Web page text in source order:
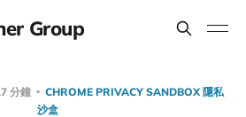
Group
分鐘
CHROME PRIVACY SANDBOX 隱私
沙盒